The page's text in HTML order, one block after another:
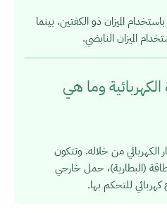
باستخدام الميزان ذو الكفتين. بينما
الميزان النابضي.
الكهربائية وما هي
من خلاله. وتتكون
(البطارية)، حمل خارجي
للتحكم بها.